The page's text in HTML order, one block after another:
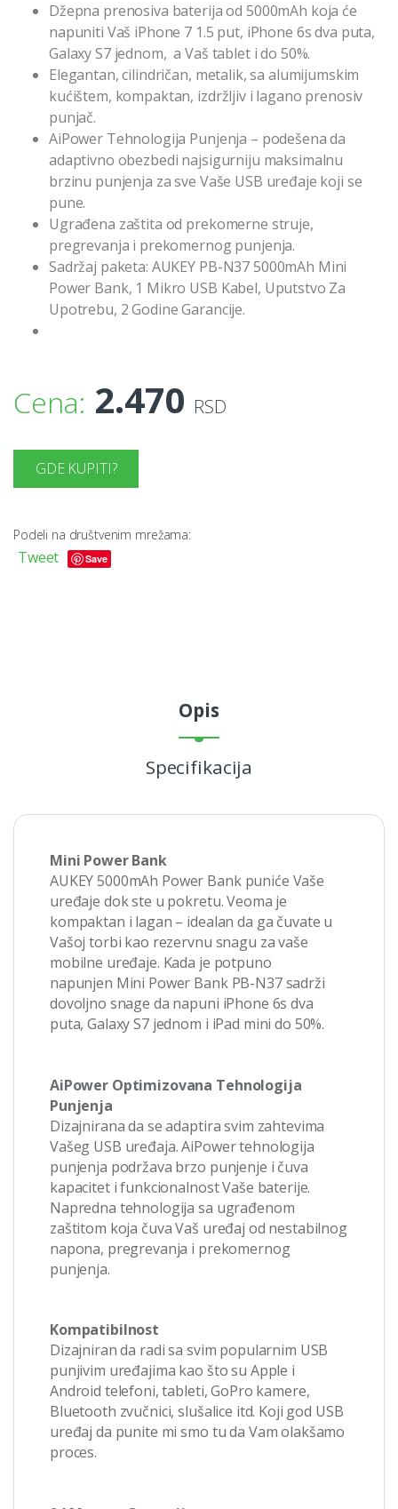
Džepna prenosiva baterija od 5000mAh koja će
napuniti Vaš iPhone 7 1.5 put, iPhone 6s dva puta,
Galaxy S7 jednom, a Vaš tablet i do 50%.
Elegantan, cilindričan, metalik, sa alumijumskim
kućištem, kompaktan, izdržljiv i lagano prenosiv
punjač.
AiPower Tehnologija Punjenja – podešena da
adaptivno obezbedi najsigurniju maksimalnu
brzinu punjenja za sve Vaše USB uređaje koji se
pune.
Ugrađena zaštita od prekomerne struje,
pregrevanja i prekomernog punjenja.
Sadržaj paketa: AUKEY PB-N37 5000mAh Mini
Power Bank, 1 Mikro USB Kabel, Uputstvo Za
Upotrebu, 2 Godine Garancije.
Cena: 2.470 RSD
GDE KUPITI?
Podeli na društvenim mrežama:
Tweet Save
Opis
Specifikacija
Mini Power Bank
AUKEY 5000mAh Power Bank puniće Vaše
uređaje dok ste u pokretu. Veoma je
kompaktan i lagan – idealan da ga čuvate u
Vašoj torbi kao rezervnu snagu za vaše
mobilne uređaje. Kada je potpuno
napunjen Mini Power Bank PB-N37 sadrži
dovoljno snage da napuni iPhone 6s dva
puta, Galaxy S7 jednom i iPad mini do 50%.
AiPower Optimizovana Tehnologija
Punjenja
Dizajnirana da se adaptira svim zahtevima
Vašeg USB uređaja. AiPower tehnologija
punjenja podržava brzo punjenje i čuva
kapacitet i funkcionalnost Vaše baterije.
Napredna tehnologija sa ugrađenom
zaštitom koja čuva Vaš uređaj od nestabilnog
napona, pregrevanja i prekomernog
punjenja.
Kompatibilnost
Dizajniran da radi sa svim popularnim USB
punjivim uređajima kao što su Apple i
Android telefoni, tableti, GoPro kamere,
Bluetooth zvučnici, slušalice itd. Koji god USB
uređaj da punite mi smo tu da Vam olakšamo
proces.